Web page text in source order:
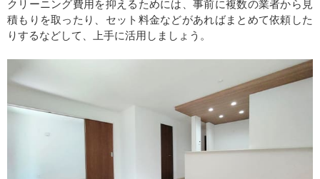
クリーニング費用を抑えるためには、事前に複数の業者から見
積もりを取ったり、セット料金などがあればまとめて依頼した
りするなどして、上手に活用しましょう。